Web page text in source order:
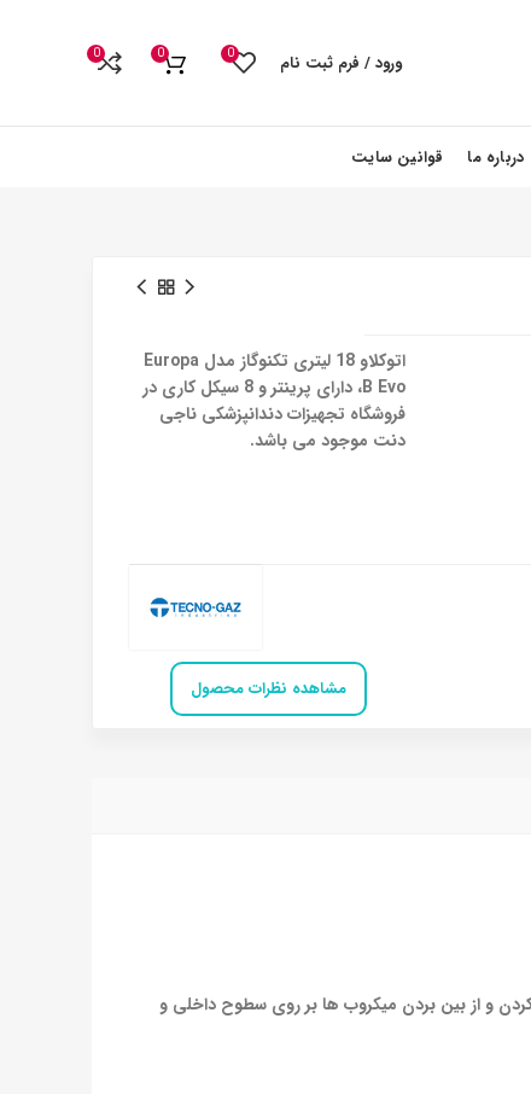
ورود / فرم ثبت نام 0
0
0
درباره ما قوانین سایت
اتوکلاو 18 لیتری تکنوگاز مدل Europa
B Evo، دارای پرینتر و 8 سیکل کاری در
فروشگاه تجهیزات دندانپزشکی ناجی
دنت موجود می باشد.
مشاهده نظرات محصول
کردن و از بین بردن میکروب ها بر روی سطوح داخلی و